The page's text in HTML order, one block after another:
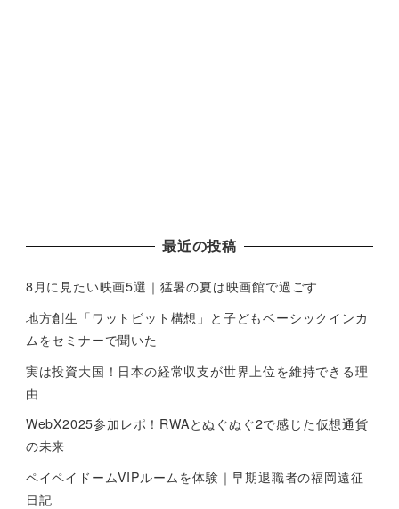
最近の投稿
8月に見たい映画5選｜猛暑の夏は映画館で過ごす
地方創生「ワットビット構想」と子どもベーシックインカ
ムをセミナーで聞いた
実は投資大国！日本の経常収支が世界上位を維持できる理
由
WebX2025参加レポ！RWAとぬぐぬぐ2で感じた仮想通貨
の未来
ペイペイドームVIPルームを体験｜早期退職者の福岡遠征
日記